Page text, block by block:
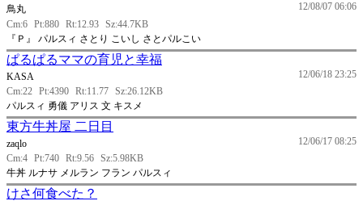
12/08/07 06:06
鳥丸
Cm:6 Pt:880 Rt:12.93 Sz:44.7KB
『Ｐ』 パルスィ さとり こいし さとパルこい
ぱるぱるママの育児と幸福
12/06/18 23:25
KASA
Cm:22 Pt:4390 Rt:11.77 Sz:26.12KB
パルスィ 勇儀 アリス 文 キスメ
東方牛丼屋 二日目
12/06/17 08:25
zaqlo
Cm:4 Pt:740 Rt:9.56 Sz:5.98KB
牛丼 ルナサ メルラン フラン パルスィ
けさ何食べた？